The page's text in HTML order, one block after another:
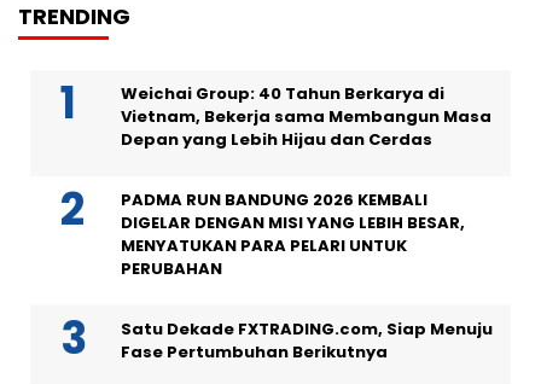
TRENDING
Weichai Group: 40 Tahun Berkarya di
Vietnam, Bekerja sama Membangun Masa
Depan yang Lebih Hijau dan Cerdas
PADMA RUN BANDUNG 2026 KEMBALI
DIGELAR DENGAN MISI YANG LEBIH BESAR,
MENYATUKAN PARA PELARI UNTUK
PERUBAHAN
Satu Dekade FXTRADING.com, Siap Menuju
Fase Pertumbuhan Berikutnya